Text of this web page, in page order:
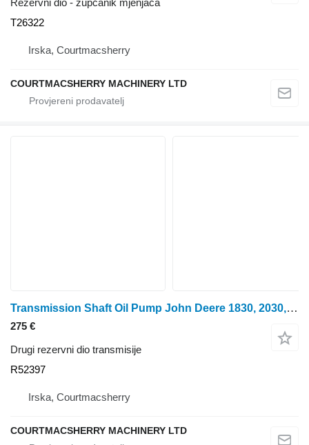
Rezervni dio - zupčanik mjenjača
T26322
Irska, Courtmacsherry
COURTMACSHERRY MACHINERY LTD
Transmission Shaft Oil Pump John Deere 1830, 2030, 2130, 2630 Transmission Shaft Oil Pump Hi Lo T30 R52 R52397 za John Deere 1830, 2030, 2130, 2630 traktora na kotačima
275 €
Drugi rezervni dio transmisije
R52397
Irska, Courtmacsherry
COURTMACSHERRY MACHINERY LTD